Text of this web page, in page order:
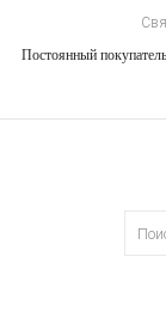
Постоянный покупатель